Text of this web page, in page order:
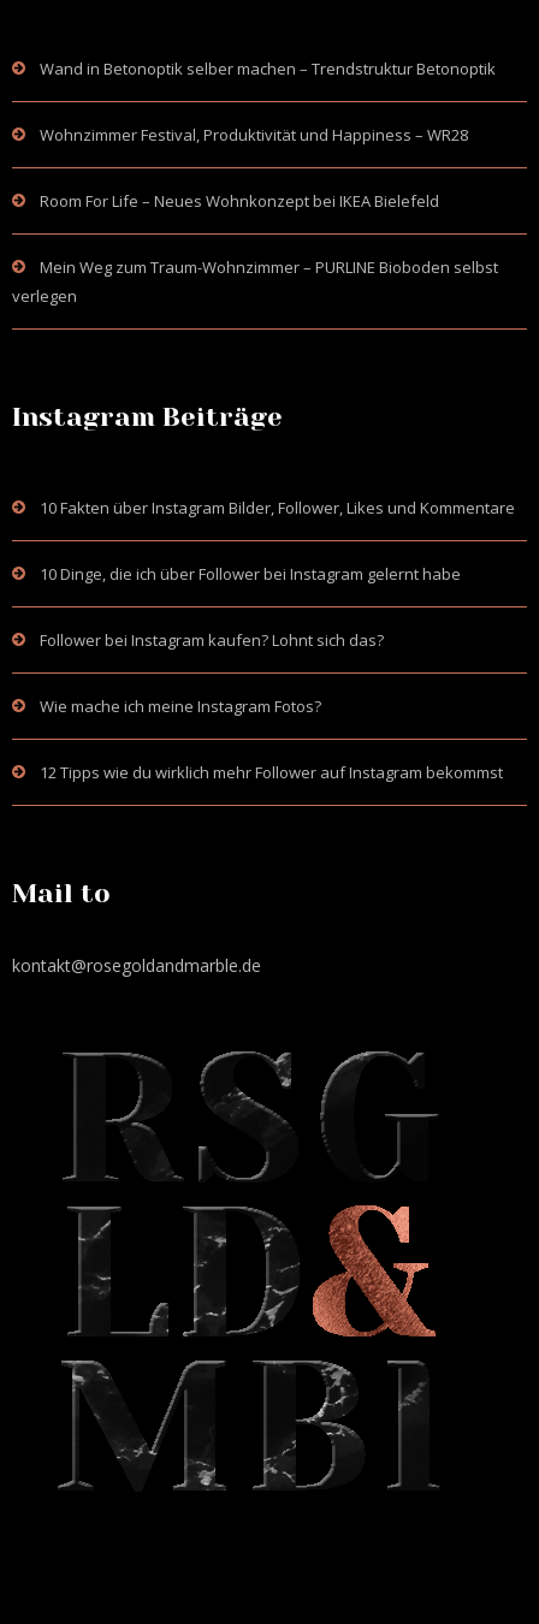
Wand in Betonoptik selber machen – Trendstruktur Betonoptik
Wohnzimmer Festival, Produktivität und Happiness – WR28
Room For Life – Neues Wohnkonzept bei IKEA Bielefeld
Mein Weg zum Traum-Wohnzimmer – PURLINE Bioboden selbst
verlegen
Instagram Beiträge
10 Fakten über Instagram Bilder, Follower, Likes und Kommentare
10 Dinge, die ich über Follower bei Instagram gelernt habe
Follower bei Instagram kaufen? Lohnt sich das?
Wie mache ich meine Instagram Fotos?
12 Tipps wie du wirklich mehr Follower auf Instagram bekommst
Mail to
kontakt@rosegoldandmarble.de